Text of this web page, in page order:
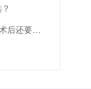
近视手术矫正近视，那散光怎么办，术后还要戴眼镜吗？